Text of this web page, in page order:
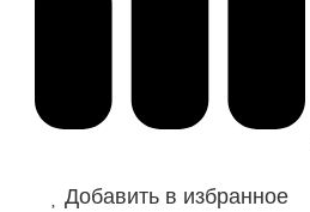
Добавить в избранное